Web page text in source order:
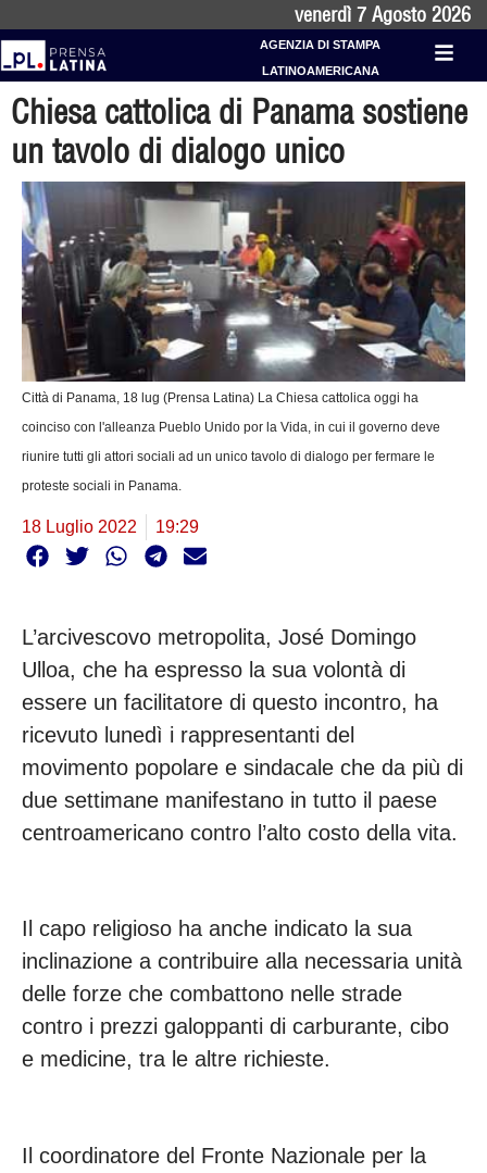
venerdì 7 Agosto 2026
AGENZIA DI STAMPA
LATINOAMERICANA
Chiesa cattolica di Panama sostiene
un tavolo di dialogo unico
Città di Panama, 18 lug (Prensa Latina) La Chiesa cattolica oggi ha
coinciso con l'alleanza Pueblo Unido por la Vida, in cui il governo deve
riunire tutti gli attori sociali ad un unico tavolo di dialogo per fermare le
proteste sociali in Panama.
18 Luglio 2022 19:29
L’arcivescovo metropolita, José Domingo
Ulloa, che ha espresso la sua volontà di
essere un facilitatore di questo incontro, ha
ricevuto lunedì i rappresentanti del
movimento popolare e sindacale che da più di
due settimane manifestano in tutto il paese
centroamericano contro l’alto costo della vita.
Il capo religioso ha anche indicato la sua
inclinazione a contribuire alla necessaria unità
delle forze che combattono nelle strade
contro i prezzi galoppanti di carburante, cibo
e medicine, tra le altre richieste.
Il coordinatore del Fronte Nazionale per la